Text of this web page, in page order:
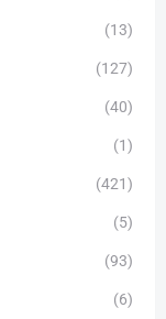
(13)
(127)
(40)
(1)
(421)
(5)
(93)
(6)